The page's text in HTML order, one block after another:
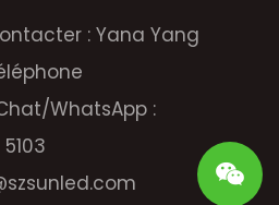
: Yana Yang
WhatsApp :